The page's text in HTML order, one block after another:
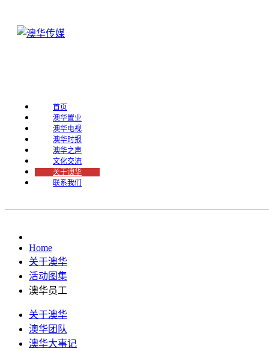
首页
澳华置业
澳华电视
澳华时报
澳华之声
文化交流
关于澳华
联系我们
Home
关于澳华
活动图集
澳华员工
关于澳华
澳华团队
澳华大事记